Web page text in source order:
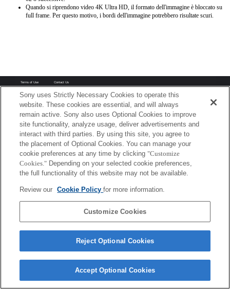
Quando si riprendono video 4K Ultra HD, il formato dell'immagine è bloccato su
full frame. Per questo motivo, i bordi dell'immagine potrebbero risultate scuri.
Terms of Use Contact Us
Sony uses Strictly Necessary Cookies to operate this
website. These cookies are essential, and will always
remain active. Sony also uses Optional Cookies to improve
site functionality, analyze usage, deliver advertisements and
interact with third parties. By using this site, you agree to
the placement of Optional Cookies. You can manage your
cookie preferences at any time by clicking "Customize
Cookies." Depending on your selected cookie preferences,
the full functionality of this website may not be available.
Review our Cookie Policyfor more information.
Customize Cookies
Reject Optional Cookies
Accept Optional Cookies